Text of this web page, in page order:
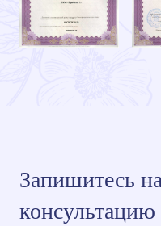
Запишитесь
консультацию